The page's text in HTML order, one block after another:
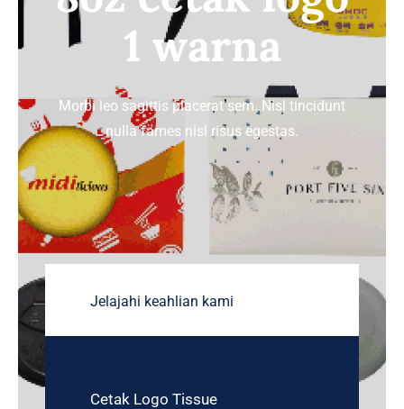
TENTANG HOREKA
HUBUNGI KAMI
1 warna
Morbi leo sagittis placerat sem. Nisl tincidunt
nulla fames nisl risus egestas.
Jelajahi keahlian kami
Cetak Logo Tissue